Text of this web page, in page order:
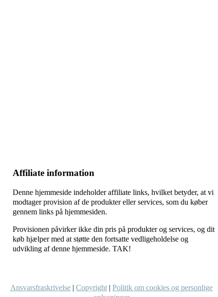
Affiliate information
Denne hjemmeside indeholder affiliate links, hvilket betyder, at vi
modtager provision af de produkter eller services, som du køber
gennem links på hjemmesiden.
Provisionen påvirker ikke din pris på produkter og services, og dit
køb hjælper med at støtte den fortsatte vedligeholdelse og
udvikling af denne hjemmeside. TAK!
Ansvarsfraskrivelse | Copyright | Politik om cookies og personlige